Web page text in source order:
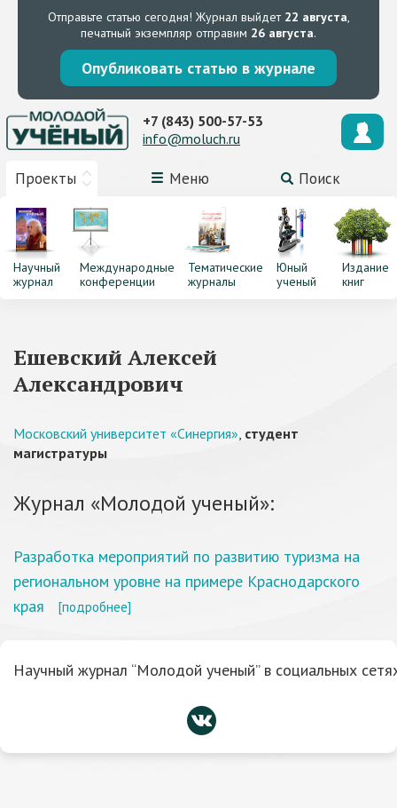
Отправьте статью сегодня! Журнал выйдет 22 августа,
печатный экземпляр отправим 26 августа.
Опубликовать статью в журнале
Проекты Меню Поиск
+7 (843) 500-57-53
info@moluch.ru
Научный
журнал
Международные
конференции
Тематические
журналы
Юный
ученый
Издание
книг
Ешевский Алексей
Александрович
Московский университет «Синергия», студент
магистратуры
Журнал «Молодой ученый»:
Разработка мероприятий по развитию туризма на
региональном уровне на примере Краснодарского
края
[подробнее]
Научный журнал “Молодой ученый” в социальных